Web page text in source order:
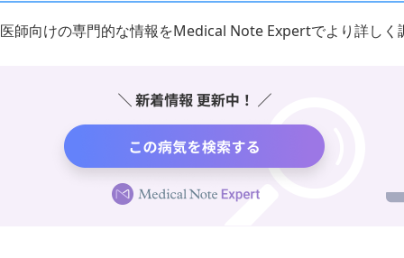
医師向けの専門的な情報をMedical Note Expertでより詳しく